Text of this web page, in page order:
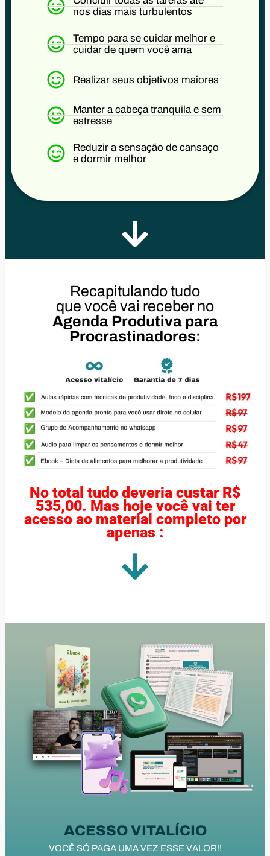
nos dias mais turbulentos
Tempo para se cuidar melhor e
cuidar de quem você ama
Realizar seus objetivos maiores
Manter a cabeça tranquila e sem
estresse
Reduzir a sensação de cansaço
e dormir melhor
Recapitulando tudo
que você vai receber no
Agenda Produtiva para
Procrastinadores:
No total tudo deveria custar R$
535,00. Mas hoje você vai ter
acesso ao material completo por
apenas :
ACESSO VITALÍCIO
VOCÊ SÓ PAGA UMA VEZ ESSE VALOR!!